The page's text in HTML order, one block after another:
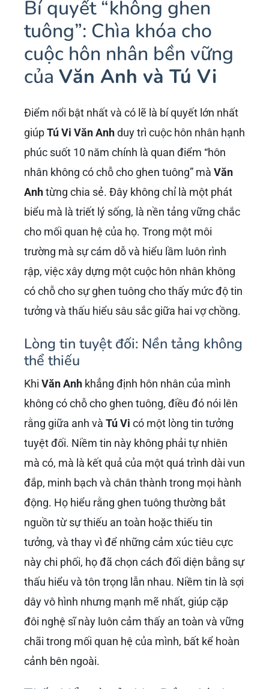
Bí quyết “không ghen
tuông”: Chìa khóa cho
cuộc hôn nhân bền vững
của Văn Anh và Tú Vi
Điểm nổi bật nhất và có lẽ là bí quyết lớn nhất
giúpTú Vi Văn Anhduy trì cuộc hôn nhân hạnh
phúc suốt 10 năm chính là quan điểm “hôn
nhân không có chỗ cho ghen tuông” mà Văn
Anhtừng chia sẻ. Đây không chỉ là một phát
biểu mà là triết lý sống, là nền tảng vững chắc
cho mối quan hệ của họ. Trong một môi
trường mà sự cám dỗ và hiểu lầm luôn rình
rập, việc xây dựng một cuộc hôn nhân không
có chỗ cho sự ghen tuông cho thấy mức độ tin
tưởng và thấu hiểu sâu sắc giữa hai vợ chồng.
Lòng tin tuyệt đối: Nền tảng không
thể thiếu
Khi Văn Anh khẳng định hôn nhân của mình
không có chỗ cho ghen tuông, điều đó nói lên
rằng giữa anh và Tú Vi có một lòng tin tưởng
tuyệt đối. Niềm tin này không phải tự nhiên
mà có, mà là kết quả của một quá trình dài vun
đắp, minh bạch và chân thành trong mọi hành
động. Họ hiểu rằng ghen tuông thường bắt
nguồn từ sự thiếu an toàn hoặc thiếu tin
tưởng, và thay vì để những cảm xúc tiêu cực
này chi phối, họ đã chọn cách đối diện bằng sự
thấu hiểu và tôn trọng lẫn nhau. Niềm tin là sợi
dây vô hình nhưng mạnh mẽ nhất, giúp cặp
đôi nghệ sĩ này luôn cảm thấy an toàn và vững
chãi trong mối quan hệ của mình, bất kể hoàn
cảnh bên ngoài.